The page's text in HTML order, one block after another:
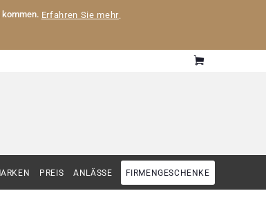
kommen. Erfahren Sie mehr.
PREIS ANLÄSSE FIRMENGESCHENKE